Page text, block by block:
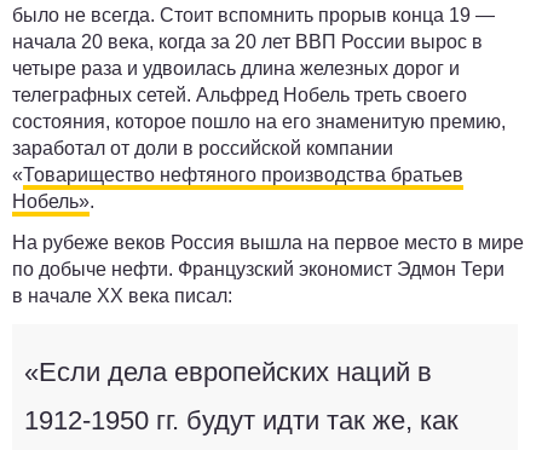
было не всегда. Стоит вспомнить прорыв конца 19 —
начала 20 века, когда за 20 лет ВВП России вырос в
четыре раза и удвоилась длина железных дорог и
телеграфных сетей. Альфред Нобель треть своего
состояния, которое пошло на его знаменитую премию,
заработал от доли в российской компании
«Товарищество нефтяного производства братьев
Нобель».
На рубеже веков Россия вышла на первое место в мире
по добыче нефти. Французский экономист Эдмон Тери
в начале XX века писал:
«Если дела европейских наций в
1912-1950 гг. будут идти так же, как